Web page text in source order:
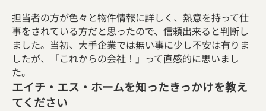
担当者の方が色々と物件情報に詳しく、熱意を持って仕
事をされている方だと思ったので、信頼出来ると判断し
ました。当初、大手企業では無い事に少し不安は有りま
したが、「これからの会社！」って直感的に思いまし
た。
エイチ・エス・ホームを知ったきっかけを教え
てください